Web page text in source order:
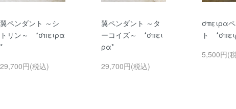
翼ペンダント ～シ
トリン～ *σπειρα
*
29,700円(税込)
翼ペンダント ～タ
ーコイズ～ *σπει
ρα*
29,700円(税込)
σπειρα
ト
5,500円(